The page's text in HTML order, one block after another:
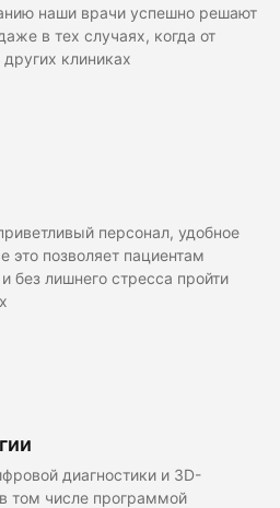
наши врачи успешно решают
в тех случаях, когда от
клиниках
персонал, удобное
это позволяет пациентам
без лишнего стресса пройти
диагностики и 3D-
том числе программой